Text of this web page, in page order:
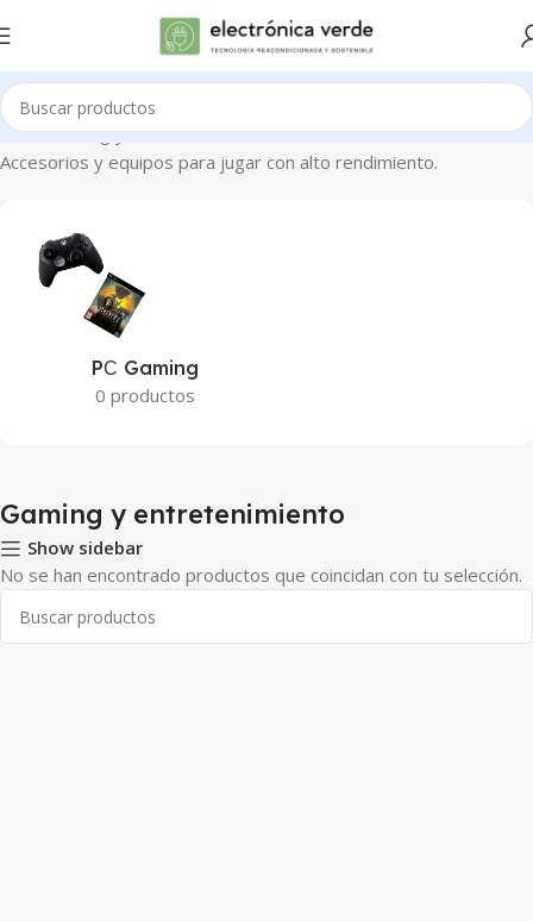
Inicio Gaming y entretenimiento
Accesorios y equipos para jugar con alto rendimiento.
PС Gaming
0 productos
Gaming y entretenimiento
Show sidebar
No se han encontrado productos que coincidan con tu selección.